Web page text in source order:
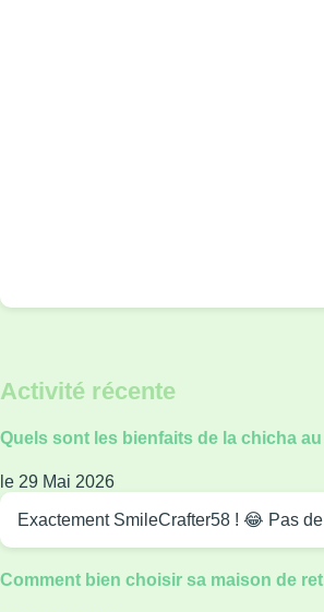
Activité récente
Quels sont les bienfaits de la chicha
le 29 Mai 2026
Exactement SmileCrafter58 ! 😂 Pas
Comment bien choisir sa maison de